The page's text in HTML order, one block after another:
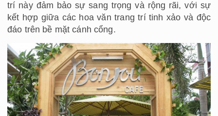
trí này đảm bảo sự sang trọng và rộng rãi, với sự
kết hợp giữa các hoa văn trang trí tinh xảo và độc
đáo trên bề mặt cánh cổng.